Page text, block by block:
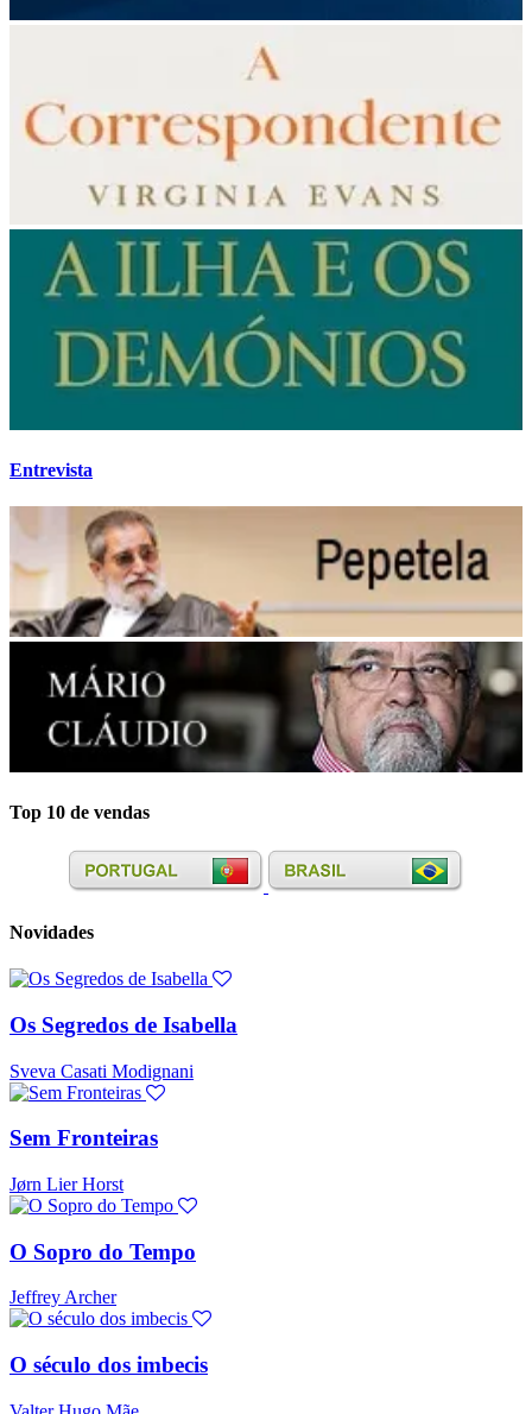
Entrevista
Top 10 de vendas
Novidades
Os Segredos de Isabella
Sveva Casati Modignani
Sem Fronteiras
Jørn Lier Horst
O Sopro do Tempo
Jeffrey Archer
O século dos imbecis